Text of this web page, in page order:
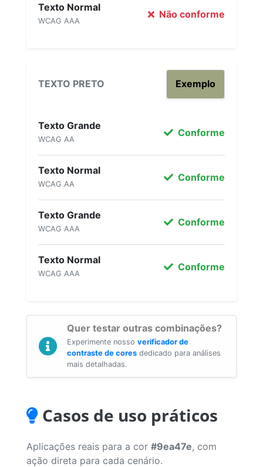
Texto Normal
WCAG AAA
Não conforme
TEXTO PRETO Exemplo
Texto Grande
WCAG AA
Conforme
Texto Normal
WCAG AA
Conforme
Texto Grande
WCAG AAA
Conforme
Texto Normal
WCAG AAA
Conforme
Quer testar outras combinações?
Experimente nosso verificador de
contraste de cores dedicado para análises
mais detalhadas.
Casos de uso práticos
Aplicações reais para a cor #9ea47e, com
ação direta para cada cenário.